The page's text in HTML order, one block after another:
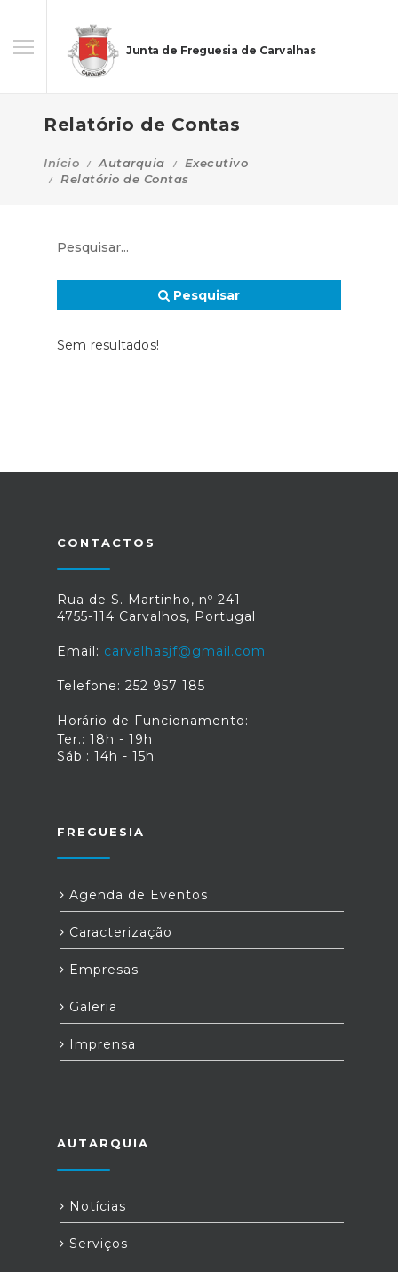
Junta de Freguesia de Carvalhas
Relatório de Contas
Início Autarquia
Executivo
Relatório de Contas
Pesquisar
Sem resultados!
CONTACTOS
Rua de S. Martinho, nº 241
4755-114 Carvalhos, Portugal
Email: carvalhasjf@gmail.com
Telefone: 252 957 185
Horário de Funcionamento:
Ter.: 18h - 19h
Sáb.: 14h - 15h
FREGUESIA
Agenda de Eventos
Caracterização
Empresas
Galeria
Imprensa
AUTARQUIA
Notícias
Serviços